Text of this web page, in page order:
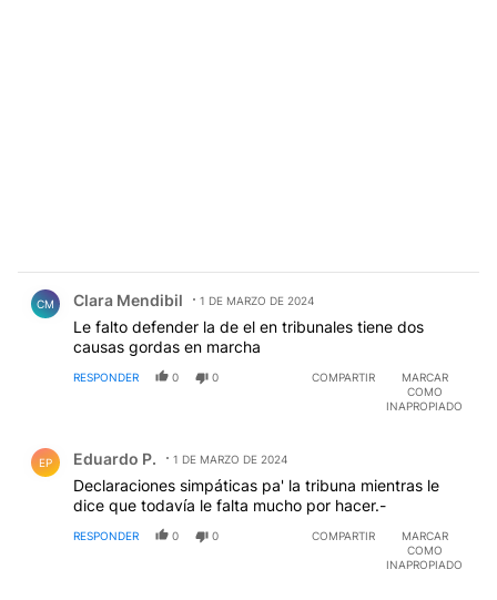
CM Clara Mendibil 1 DE MARZO DE 2024
Le falto defender la de el en tribunales tiene dos
causas gordas en marcha
RESPONDER 0 0 COMPARTIR
MARCAR
COMO
INAPROPIADO
EP Eduardo P. 1 DE MARZO DE 2024
Declaraciones simpáticas pa' la tribuna mientras le
dice que todavía le falta mucho por hacer.-
RESPONDER 0 0 COMPARTIR
MARCAR
COMO
INAPROPIADO